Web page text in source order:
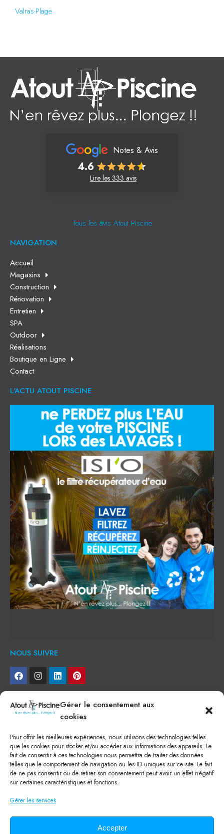
Gérer le consentement aux
cookies
Pour offrir les meilleures expériences, nous utilisons des technologies telles
que les cookies pour stocker et/ou accéder aux informations des appareils. Le
fait de consentir à ces technologies nous permettra de traiter des données
telles que le comportement de navigation ou les ID uniques sur ce site. Le fait
de ne pas consentir ou de retirer son consentement peut avoir un effet négatif
sur certaines caractéristiques et fonctions.
Gérer les services
Accepter
Valras-Plage
Notes & Avis
4.6
Lire les 333 avis
Tous les avis Atout Piscine
NAVIGATION
Accueil
Magasins
Construction
Rénovation
Entretien
SPA
Outdoor
Réalisations
Boutique en Ligne
Contact
L'ACTU ATOUT PISCINE
NOUS SUIVRE
NEWSLETTER
Je veux recevoir toute l'actu
NOS SERVICES
Construction de piscine béton à Narbonne
Piscine coque à Narbonne
Acheter SPA à Narbonne
Pisciniste Narbonne
Mini piscine
Location machine avec chauffeur